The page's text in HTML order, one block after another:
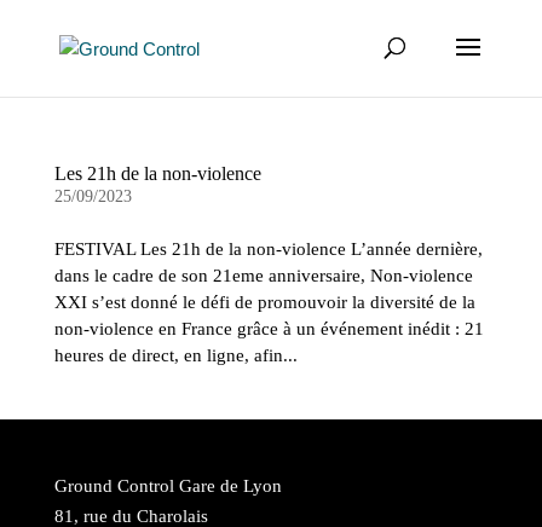
Les 21h de la non-violence
25/09/2023
FESTIVAL Les 21h de la non-violence L’année dernière,
dans le cadre de son 21eme anniversaire, Non-violence
XXI s’est donné le défi de promouvoir la diversité de la
non-violence en France grâce à un événement inédit : 21
heures de direct, en ligne, afin...
Ground Control Gare de Lyon
81, rue du Charolais